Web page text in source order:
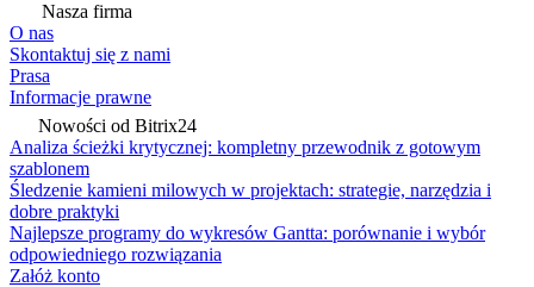
Nasza firma
O nas
Skontaktuj się z nami
Prasa
Informacje prawne
Nowości od Bitrix24
Analiza ścieżki krytycznej: kompletny przewodnik z gotowym
szablonem
Śledzenie kamieni milowych w projektach: strategie, narzędzia i
dobre praktyki
Najlepsze programy do wykresów Gantta: porównanie i wybór
odpowiedniego rozwiązania
Załóż konto